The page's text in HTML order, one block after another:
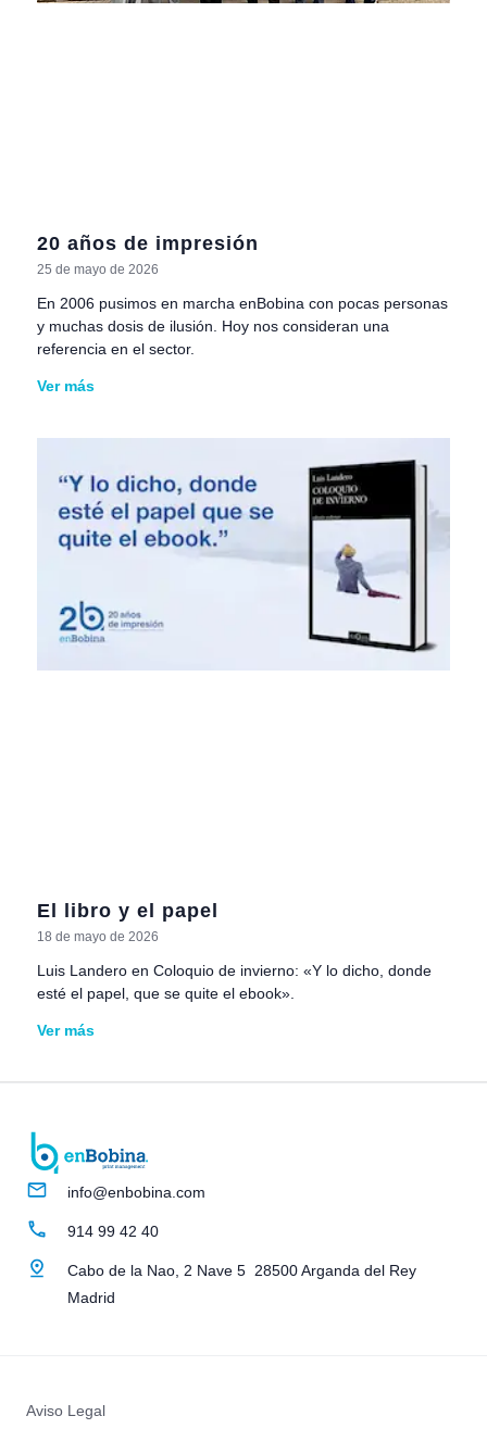
20 años de impresión
25 de mayo de 2026
En 2006 pusimos en marcha enBobina con pocas personas
y muchas dosis de ilusión. Hoy nos consideran una
referencia en el sector.
Ver más
El libro y el papel
18 de mayo de 2026
Luis Landero en Coloquio de invierno: «Y lo dicho, donde
esté el papel, que se quite el ebook».
Ver más
info@enbobina.com
914 99 42 40
Cabo de la Nao, 2 Nave 5 28500 Arganda del Rey
Madrid
Aviso Legal